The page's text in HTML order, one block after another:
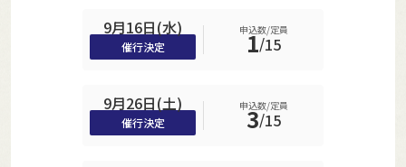
9月16日(水)
催行決定
申込数/定員
1/15
9月26日(土)
催行決定
申込数/定員
3/15